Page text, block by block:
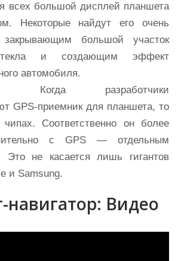
всех большой дисплей планшета
Некоторые найдут его очень
закрывающим большой участок
и создающим эффект
автомобиля.
Когда разработчики
GPS-приемник для планшета, то
Соответственно он более
с GPS — отдельным
Это не касается лишь гигантов
и Samsung.
Видео